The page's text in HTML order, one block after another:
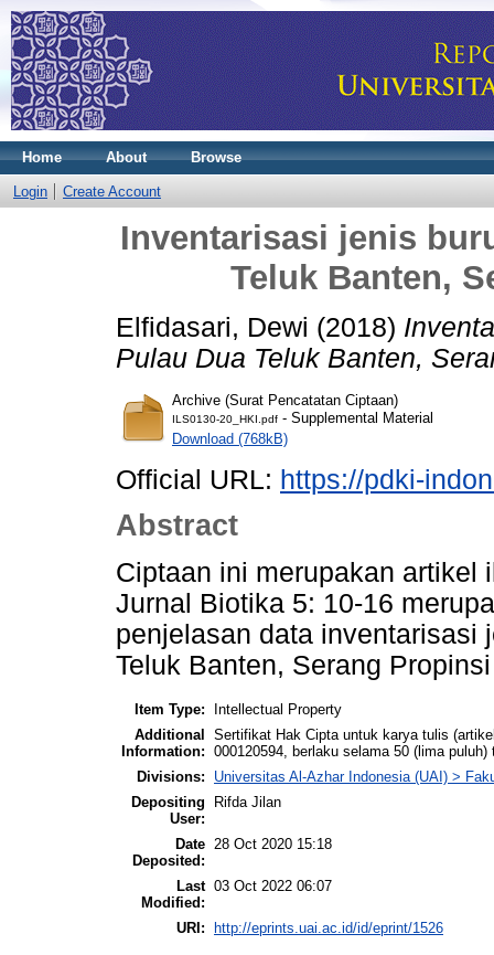
Home About Browse
Login Create Account
Inventarisasi jenis
Teluk Banten,
Elfidasari, Dewi (2018)
Pulau Dua Teluk Banten,
Archive (Surat Pencatatan Ciptaan)
ILS0130-20_HKI.pdf - Supplemental Material
Download (768kB)
Official URL: https://pdki-
Abstract
Ciptaan ini merupakan artikel
Jurnal Biotika 5: 10-16
penjelasan data inventarisasi
Teluk Banten, Serang
Item Type:
Intellectual Property
Additional
Information:
Sertifikat Hak Cipta untuk karya tulis
000120594, berlaku selama 50 (lima
Divisions:
Universitas Al-Azhar Indonesia (UAI) >
Depositing
User:
Rifda Jilan
Date
Deposited:
28 Oct 2020 15:18
Last
Modified:
03 Oct 2022 06:07
URI: http://eprints.uai.ac.id/id/eprint/1526